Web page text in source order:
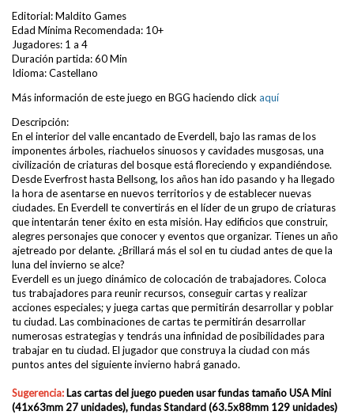
Editorial: Maldito Games
Edad Mínima Recomendada: 10+
Jugadores: 1 a 4
Duración partida: 60 Min
Idioma: Castellano
Más información de este juego en BGG haciendo click aquí
Descripción:
En el interior del valle encantado de Everdell, bajo las ramas de los
imponentes árboles, riachuelos sinuosos y cavidades musgosas, una
civilización de criaturas del bosque está floreciendo y expandiéndose.
Desde Everfrost hasta Bellsong, los años han ido pasando y ha llegado
la hora de asentarse en nuevos territorios y de establecer nuevas
ciudades. En Everdell te convertirás en el líder de un grupo de criaturas
que intentarán tener éxito en esta misión. Hay edificios que construir,
alegres personajes que conocer y eventos que organizar. Tienes un año
ajetreado por delante. ¿Brillará más el sol en tu ciudad antes de que la
luna del invierno se alce?
Everdell es un juego dinámico de colocación de trabajadores. Coloca
tus trabajadores para reunir recursos, conseguir cartas y realizar
acciones especiales; y juega cartas que permitirán desarrollar y poblar
tu ciudad. Las combinaciones de cartas te permitirán desarrollar
numerosas estrategias y tendrás una infinidad de posibilidades para
trabajar en tu ciudad. El jugador que construya la ciudad con más
puntos antes del siguiente invierno habrá ganado.
Sugerencia: Las cartas del juego pueden usar fundastamaño USA Mini
(41x63mm 27 unidades), fundas Standard (63.5x88mm 129 unidades)